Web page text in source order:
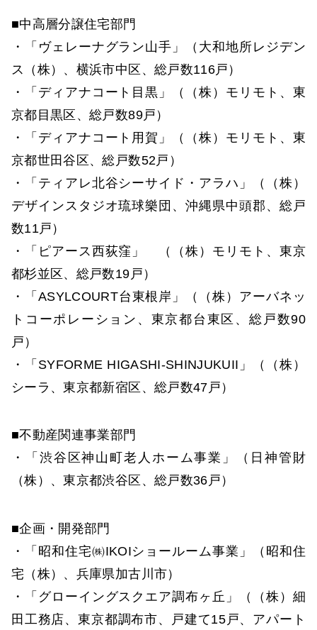
■中高層分譲住宅部門
・「ヴェレーナグラン山手」（大和地所レジデン
ス（株）、横浜市中区、総戸数116戸）
・「ディアナコート目黒」（（株）モリモト、東
京都目黒区、総戸数89戸）
・「ディアナコート用賀」（（株）モリモト、東
京都世田谷区、総戸数52戸）
・「ティアレ北谷シーサイド・アラハ」（（株）
デザインスタジオ琉球樂団、沖縄県中頭郡、総戸
数11戸）
・「ピアース西荻窪」 （（株）モリモト、東京
都杉並区、総戸数19戸）
・「ASYLCOURT台東根岸」（（株）アーバネッ
トコーポレーション、東京都台東区、総戸数90
戸）
・「SYFORME HIGASHI-SHINJUKUII」（（株）
シーラ、東京都新宿区、総戸数47戸）
■不動産関連事業部門
・「渋谷区神山町老人ホーム事業」（日神管財
（株）、東京都渋谷区、総戸数36戸）
■企画・開発部門
・「昭和住宅㈱IKOIショールーム事業」（昭和住
宅（株）、兵庫県加古川市）
・「グローイングスクエア調布ヶ丘」（（株）細
田工務店、東京都調布市、戸建て15戸、アパート